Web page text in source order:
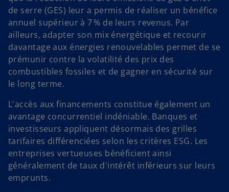
de serre (GES) leur a permis de réaliser un bénéfice
annuel supérieur à 7 % de leurs revenus. Par
ailleurs, adapter son mix énergétique et recourir
davantage aux énergies renouvelables permet de se
prémunir contre la volatilité des prix des
combustibles fossiles et de gagner en sécurité sur
le long terme.
L'accès aux financements constitue également un
avantage concurrentiel indéniable. Banques et
investisseurs appliquent désormais des grilles
tarifaires différenciées selon les critères ESG. Les
entreprises vertueuses bénéficient ainsi
généralement de taux d'intérêt inférieurs sur leurs
emprunts.